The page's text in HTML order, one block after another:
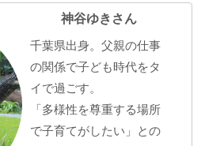
神谷ゆきさん
千葉県出身。父親の仕事
の関係で子ども時代をタ
イで過ごす。
「多様性を尊重する場所
で子育てがしたい」との